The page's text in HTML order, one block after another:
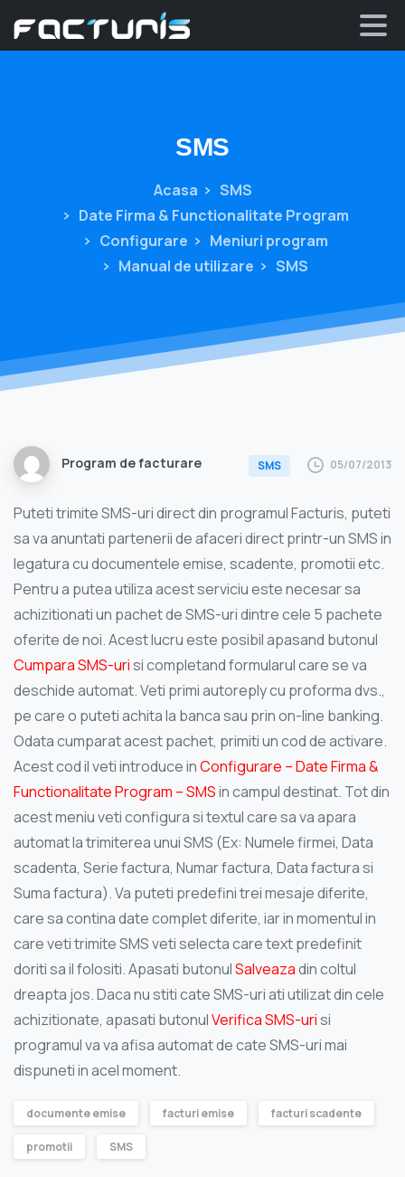
SMS
Acasa
SMS
Date Firma & Functionalitate Program
Configurare
Meniuri program
Manual de utilizare
SMS
Program de facturare SMS 05/07/2013
Puteti trimite SMS-uri direct din programul Facturis, puteti
sa va anuntati partenerii de afaceri direct printr-un SMS in
legatura cu documentele emise, scadente, promotii etc.
Pentru a putea utiliza acest serviciu este necesar sa
achizitionati un pachet de SMS-uri dintre cele 5 pachete
oferite de noi. Acest lucru este posibil apasand butonul
Cumpara SMS-urisi completand formularul care se va
deschide automat. Veti primi autoreply cu proforma dvs.,
pe care o puteti achita la banca sau prin on-line banking.
Odata cumparat acest pachet, primiti un cod de activare.
Acest cod il veti introduce inConfigurare – Date Firma &
Functionalitate Program – SMSin campul destinat. Tot din
acest meniu veti configura si textul care sa va apara
automat la trimiterea unui SMS (Ex: Numele firmei, Data
scadenta, Serie factura, Numar factura, Data factura si
Suma factura). Va puteti predefini trei mesaje diferite,
care sa contina date complet diferite, iar in momentul in
care veti trimite SMS veti selecta care text predefinit
doriti sa il folositi. Apasati butonulSalveazadin coltul
dreapta jos. Daca nu stiti cate SMS-uri ati utilizat din cele
achizitionate, apasati butonulVerifica SMS-urisi
programul va va afisa automat de cate SMS-uri mai
dispuneti in acel moment.
documente emise facturi emise facturi scadente
promotii SMS